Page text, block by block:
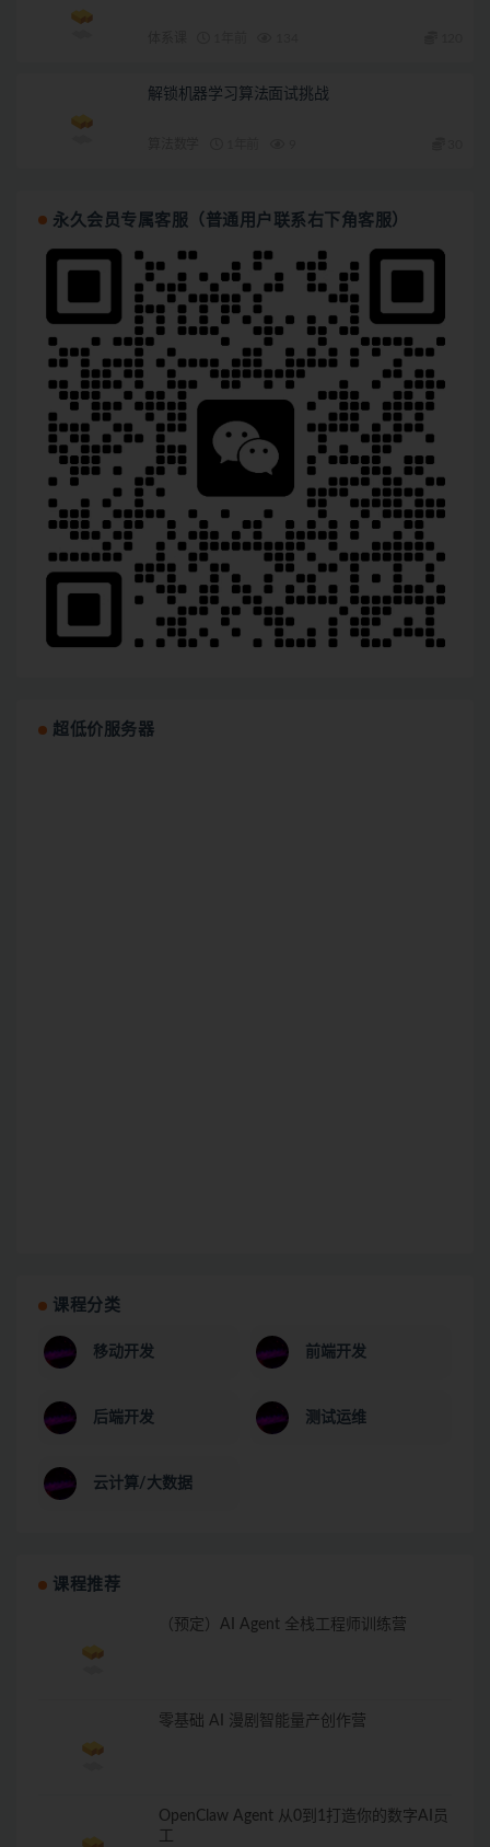
解锁机器学习算法面试挑战
永久会员专属客服（普通用户联系右下角客服）
超低价服务器
课程分类
移动开发 前端开发
后端开发 测试运维
云计算/大数据
课程推荐
（预定）AI Agent 全栈工程师训练营
零基础 AI 漫剧智能量产创作营
OpenClaw Agent 从0到1打造你的数字AI员